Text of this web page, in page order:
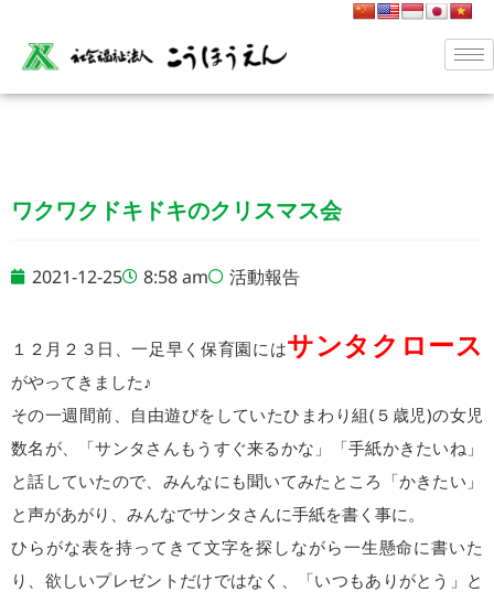
ワクワクドキドキのクリスマス会
2021-12-25 8:58 am 活動報告
１２月２３日、一足早く保育園にはサンタクロース
がやってきました♪
その一週間前、自由遊びをしていたひまわり組(５歳児)の女児
数名が、「サンタさんもうすぐ来るかな」「手紙かきたいね」
と話していたので、みんなにも聞いてみたところ「かきたい」
と声があがり、みんなでサンタさんに手紙を書く事に。
ひらがな表を持ってきて文字を探しながら一生懸命に書いた
り、欲しいプレゼントだけではなく、「いつもありがとう」と